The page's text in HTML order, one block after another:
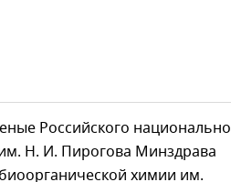
Российского
Н. И. Пирогова Минздрава
химии им.